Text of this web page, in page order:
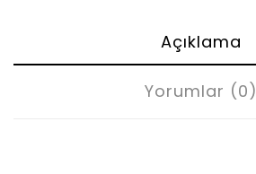
Açıklama
Yorumlar (0)